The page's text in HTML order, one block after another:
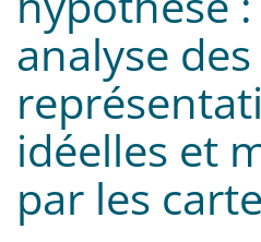
analyse des
idéelles et
par les